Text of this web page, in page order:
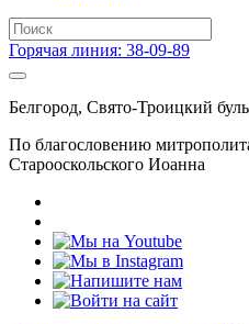
Горячая линия: 38-09-89
Белгород, Свято-Троицкий
По благословению
Старооскольского Иоанна